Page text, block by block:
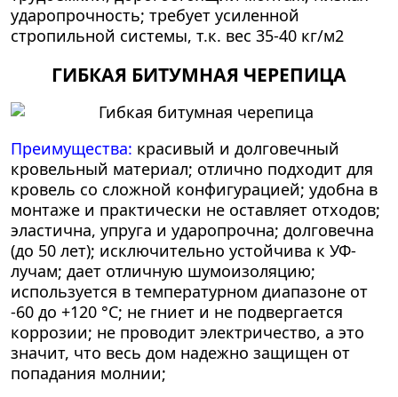
ударопрочность; требует усиленной
стропильной системы, т.к. вес 35-40 кг/м2
ГИБКАЯ БИТУМНАЯ ЧЕРЕПИЦА
Преимущества: красивый и долговечный
кровельный материал; отлично подходит для
кровель со сложной конфигурацией; удобна в
монтаже и практически не оставляет отходов;
эластична, упруга и ударопрочна; долговечна
(до 50 лет); исключительно устойчива к УФ-
лучам; дает отличную шумоизоляцию;
используется в температурном диапазоне от
-60 до +120 °C; не гниет и не подвергается
коррозии; не проводит электричество, а это
значит, что весь дом надежно защищен от
попадания молнии;